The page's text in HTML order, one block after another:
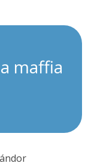
maffia